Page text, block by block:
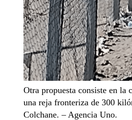
Otra propuesta consiste en la
una reja fronteriza de 300
Colchane. – Agencia Uno.